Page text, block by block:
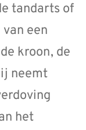
tandarts of
een
kroon, de
neemt
het